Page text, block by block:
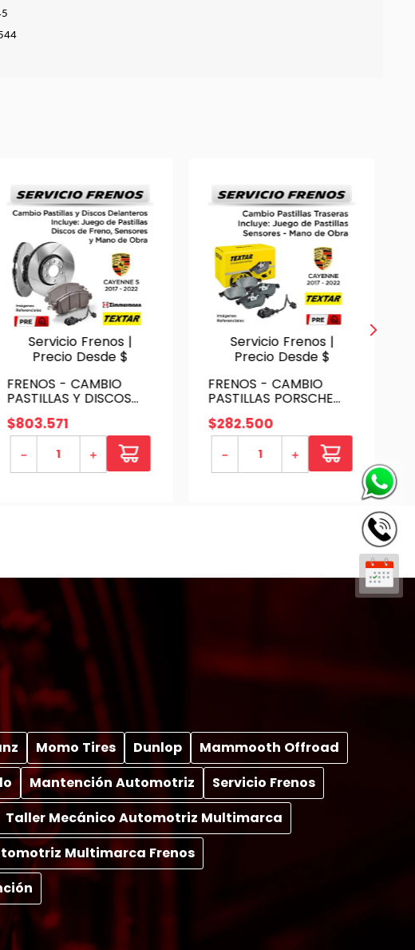
Servicio Frenos |
Precio Desde $
FRENOS - CAMBIO
PASTILLAS Y DISCOS
PORSCHE CAYENNE S
2017 - 2022 -
DELANTEROS | INCL.
SENSOR P. TEXTAR - D.
ZIMMERMAN -
$803.571
＋
－
Servicio Frenos |
Precio Desde $
FRENOS - CAMBIO
PASTILLAS PORSCHE
CAYENNE 15/20 2017 -
2022 - TRASERAS | P.
TEXTAR - INCL SENSOR
- SERVICIO
$282.500
＋
－
Momo Tires Dunlop
Mammooth Offroad
Mantención Automotriz
Servicio Frenos
Taller Mecánico Automotriz Multimarca
Multimarca Frenos